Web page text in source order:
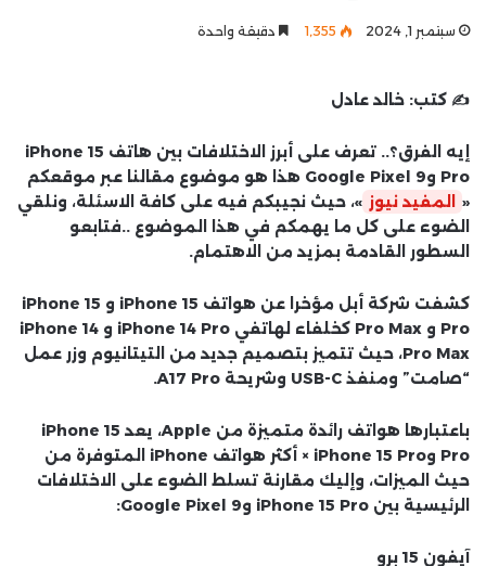
سبتمبر 1, 2024 1٬355 دقيقة واحدة
✍️ كتب: خالد عادل
إيه الفرق؟.. تعرف على أبرز الاختلافات بين هاتف iPhone 15
Pro وGoogle Pixel 9 هذا هو موضوع مقالنا عبر موقعكم
«
المفيد نيوز »، حيث نجيبكم فيه على كافة الاسئلة، ونلقي
الضوء على كل ما يهمكم في هذا الموضوع ..فتابعو
السطور القادمة بمزيد من الاهتمام.
كشفت شركة أبل مؤخرا عن هواتف iPhone 15 و iPhone 15
Pro و Pro Max كخلفاء لهاتفي iPhone 14 Pro و iPhone 14
Pro Max، حيث تتميز بتصميم جديد من التيتانيوم وزر عمل
“صامت” ومنفذ USB-C وشريحة A17 Pro.
باعتبارها هواتف رائدة متميزة من Apple، يعد iPhone 15
Pro وiPhone 15 Pro × أكثر هواتف iPhone المتوفرة من
حيث الميزات، وإليك مقارنة تسلط الضوء على الاختلافات
الرئيسية بين iPhone 15 Pro وGoogle Pixel 9:
آيفون 15 برو